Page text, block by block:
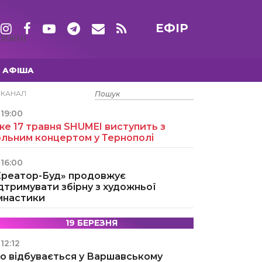
ЕФІР
АФІША
15 ТРАВНЯ
19:00
17 травня SHUMEI виступить з
концертом у Тернополі
16:00
Буд» продовжує
збірну з художньої
19 БЕРЕЗНЯ
12:12
відбувається у Варшавському